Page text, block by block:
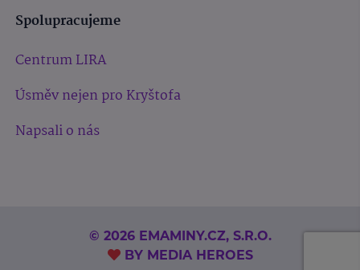
Spolupracujeme
Centrum LIRA
Úsměv nejen pro Kryštofa
Napsali o nás
© 2026 EMAMINY.CZ, S.R.O.
BY MEDIA HEROES